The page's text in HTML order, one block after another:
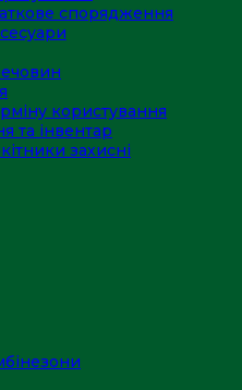
спорядження
користування
та інвентар
захисні